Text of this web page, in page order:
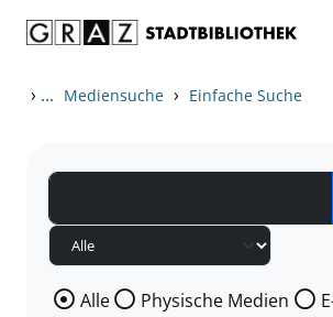
› ... Mediensuche › Einfache Suche
Wählen Sie die Medienart nach
Alle Physische Medien